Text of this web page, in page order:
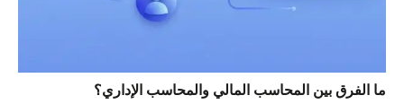
ما الفرق بين المحاسب المالي والمحاسب الإداري؟